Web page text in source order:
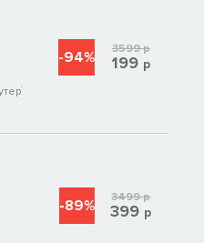
-94% 3599р
199 р
-89% 3499р
399 р